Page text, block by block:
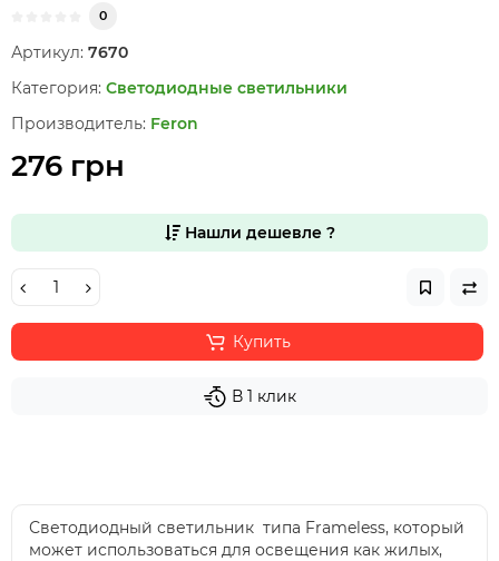
0
Артикул: 7670
Категория: Светодиодные светильники
Производитель: Feron
276 грн
Нашли дешевле ?
Купить
В 1 клик
Светодиодный светильник типа Frameless, который
может использоваться для освещения как жилых,